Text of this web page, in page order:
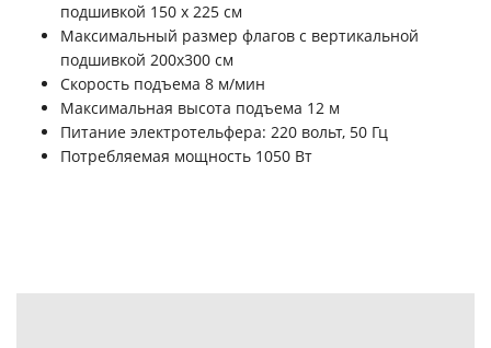
подшивкой 150 х 225 см
Максимальный размер флагов с вертикальной
подшивкой 200х300 см
Скорость подъема 8 м/мин
Максимальная высота подъема 12 м
Питание электротельфера: 220 вольт, 50 Гц
Потребляемая мощность 1050 Вт